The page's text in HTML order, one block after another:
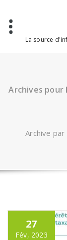
contenu
La source
Archives pour
Archive
27
Fév, 2023